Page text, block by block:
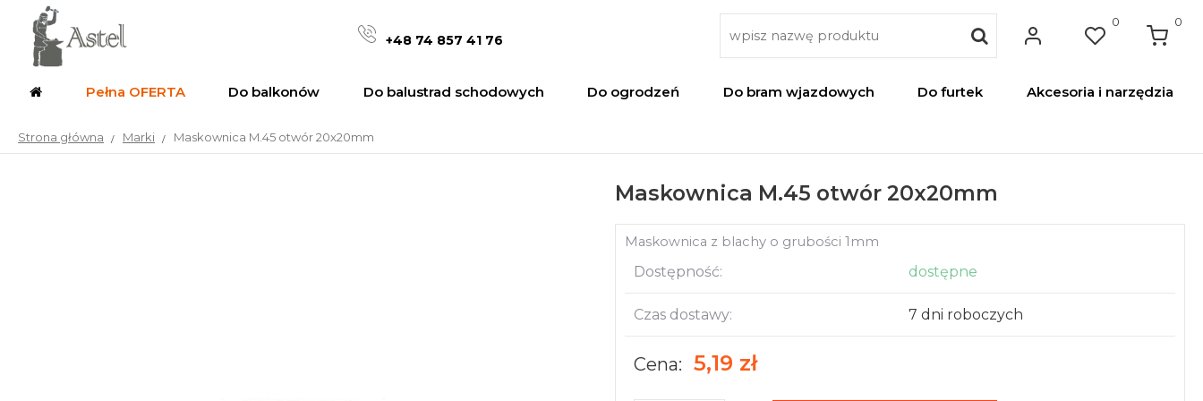
+48 74 857 41 76
0 0
Pełna OFERTA Do balkonów Do balustrad schodowych Do ogrodzeń Do bram wjazdowych Do furtek Akcesoria i narzędzia
Strona główna Marki Maskownica M.45 otwór 20x20mm
Maskownica M.45 otwór 20x20mm
Maskownica z blachy o grubości 1mm
Dostępność: dostępne
Czas dostawy: 7 dni roboczych
Cena: 5,19 zł